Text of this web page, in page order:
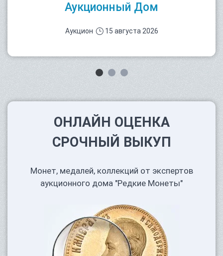
Аукционный Дом
Аукцион 15 августа 2026
ОНЛАЙН ОЦЕНКА
СРОЧНЫЙ ВЫКУП
Монет, медалей, коллекций от экспертов
аукционного дома "Редкие Монеты"